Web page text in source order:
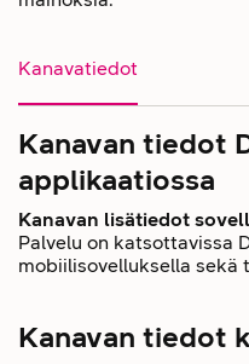
Kanavatiedot
Kanavan tiedot
applikaatiossa
Kanavan lisätiedot
Palvelu on katsottavissa
mobiilisovelluksella sekä
Kanavan tiedot